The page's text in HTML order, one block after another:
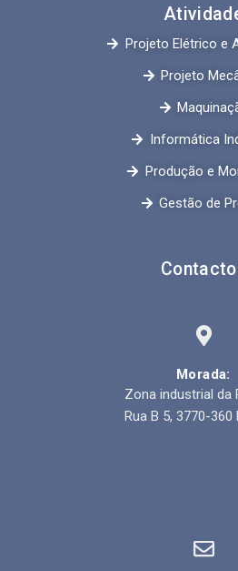
Projeto Elétrico e
Projeto
Informática
Produção e
Gestão de
Morada:
Zona industrial da
Rua B 5, 3770-360